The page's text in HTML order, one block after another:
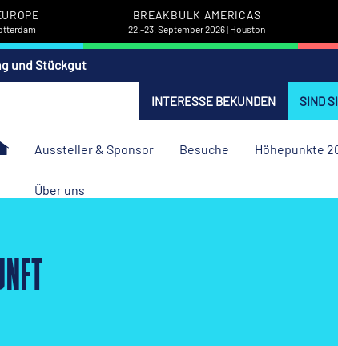
BREAKBULK AMERICAS
22.–23. September 2026 | Houston
und Stückgut
INTERESSE BEKUNDEN SIND
Aussteller & Sponsor Besuche Höhepunkte
Über uns